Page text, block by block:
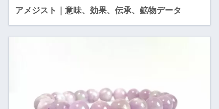
アメジスト｜意味、効果、伝承、鉱物データ